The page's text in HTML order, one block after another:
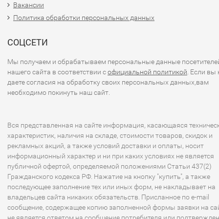
электропотребления, а также вибрации и шума. В
результате, ночью или в не слишком жаркий день
раздражать, -
Высший класс А энергетической эффективности в
режимах обогрева и охлаждения. Работая в
номинальном режиме, кондиционер потребляет
Обычный неинверторный кондиционер каждые
минут включается/выключается для поддержания
температуры, и в результате постоянных остановок и
компрессор сплит-системы быстро изнашивается.
Инверторные кондиционеры отличаются тем, что
непрерывно, лишь плавно изменяя мощность, поэтому
надежность и срок службы любого инверторного
кондиционера на порядок выше.
Вакансии
Политика обработки персональных данных
СОЦСЕТИ
Мы получаем и обрабатываем персональные данные
нашего сайта в соответствии софициальной политикой . Если вы
даете согласия на обработку своих персональных данных,вам
необходимо покинуть наш сайт.
Вся представленная на сайте информация, касающаяся
характеристик, наличия на складе, стоимости товаров, скидок и
рекламных акций, а также условий доставки и оплаты, носит
информационный характер и ни при каких условиях не является
публичной офертой, определяемой положениями Статьи 437(2)
Гражданского кодекса РФ. Нажатие на кнопку "купить", а также
последующее заполнение тех или иных форм, не накладывает на
владельцев сайта никаких обязательств. Присланное по e-mail
сообщение, содержащее копию заполненной формы заявки на